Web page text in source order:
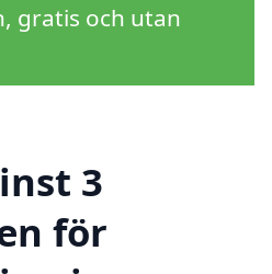
gratis och utan
3
för